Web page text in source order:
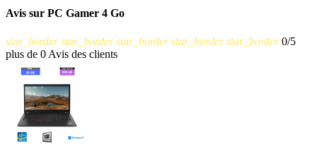
Avis sur PC Gamer 4 Go
star_border star_border star_border star_border star_border0/5
plus de 0 Avis des clients